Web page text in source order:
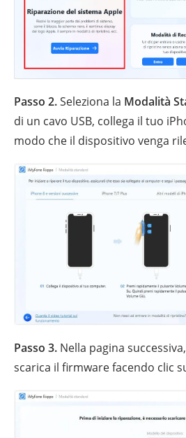
Passo 2.Seleziona la Modalità
di un cavo USB, collega il tuo
modo che il dispositivo venga
Passo 3. Nella pagina
scarica il firmware facendo clic